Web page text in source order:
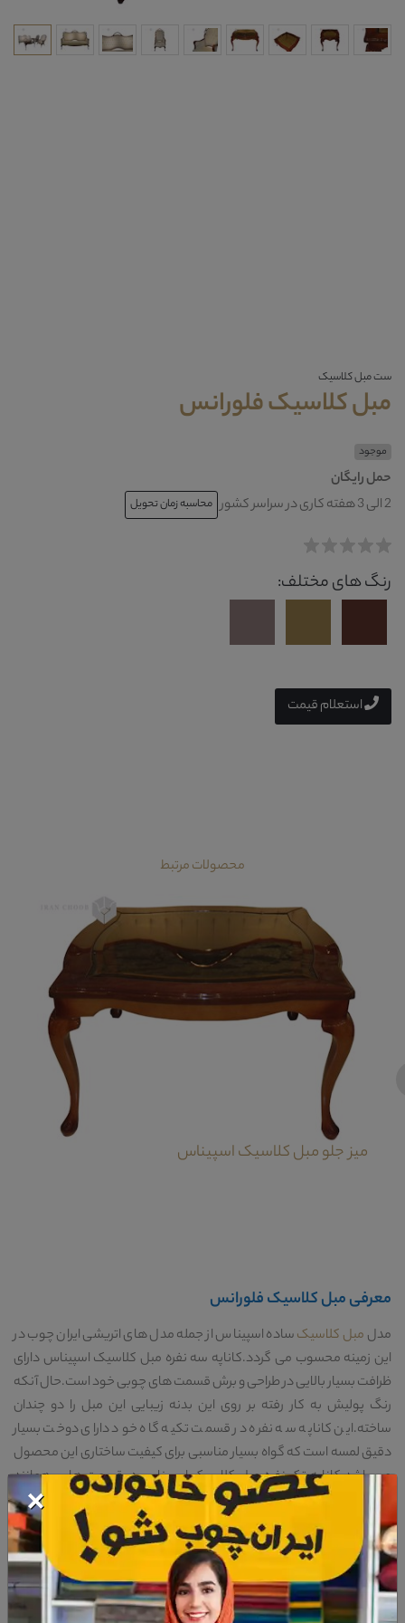
ست مبل کلاسیک
مبل کلاسیک فلورانس
موجود
حمل رایگان
2 الی 3 هفته کاری در سراسر کشور
محاسبه زمان تحویل
رنگ های مختلف:
استعلام قیمت
محصولات مرتبط
میز جلو مبل کلاسیک اسپیناس
معرفی مبل کلاسیک فلورانس
مدل مبل کلاسیکساده اسپیناس از جمله مدل های اتریشی ایران چوب در
این زمینه محسوب می گردد.کاناپه سه نفره مبل کلاسیک اسپیناس دارای
ظرافت بسیار بالایی در طراحی و برش قسمت های چوبی خود است.حال آنکه
رنگ پولیش به کار رفته بر روی این بدنه زیبایی این مبل را دو چندان
ساخته.این کاناپه سه نفره در قسمت تکیه گاه خود دارای دوخت بسیار
دقیق لمسه است که گواه بسیار مناسبی برای کیفیت ساختاری این محصول
می باشد.کاناپه تک نفره مبل کلاسیک اسپیناس در قسمت هایی همانند
بدنه ی خود کاملا مشابه کاناپه بزرگ آن است.طراحی تاج مانند قسمت بالایی
این مبل کلاسیک
از جمله نکات بسیار زیبا آن به شمار می آید.استفاده از
بهترین مواد اولیه در ساخت قسمت هایی همانند نشیمن و تکیه گاه این
محصول باعث آسودگی هر چه راحت تر شما در استراحت های بلند مدت بر
روی این مبل می گردد.میز جلو مبل کلاسیک اسپیناس دارای بدنه ای از جنس
چوب راش است که می تواند تضمین بسیار مناسبی برای کیفیت ساختاری
×